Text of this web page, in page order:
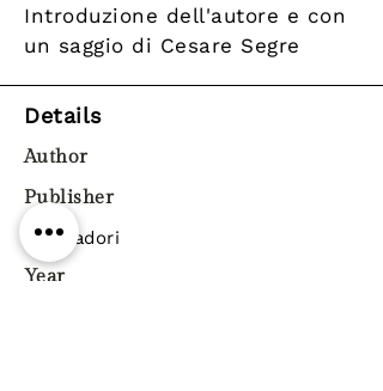
Introduzione dell'autore e con
un saggio di Cesare Segre
Details
Author
Publisher
Mondadori
Year